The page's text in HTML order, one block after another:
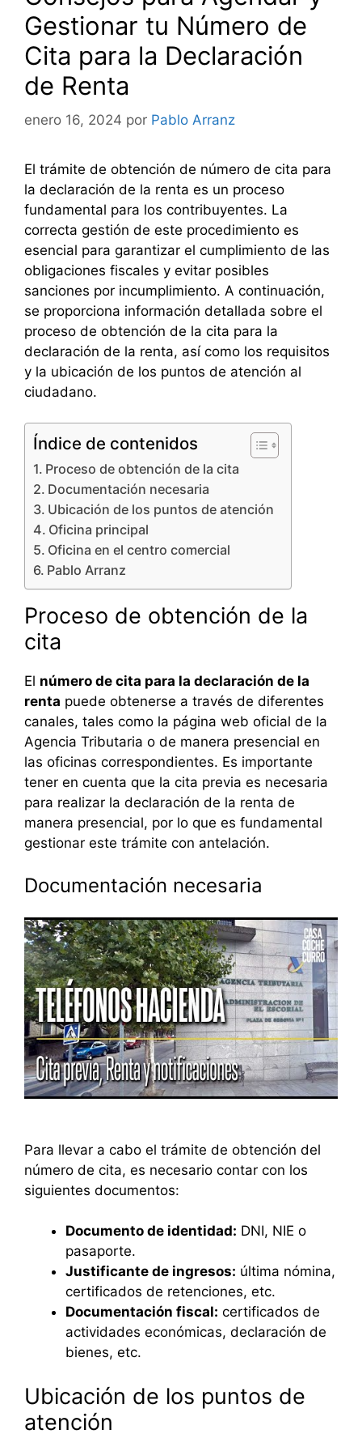
Gestionar tu Número de
Cita para la Declaración
de Renta
enero 16, 2024 por Pablo Arranz
El trámite de obtención de número de cita para
la declaración de la renta es un proceso
fundamental para los contribuyentes. La
correcta gestión de este procedimiento es
esencial para garantizar el cumplimiento de las
obligaciones fiscales y evitar posibles
sanciones por incumplimiento. A continuación,
se proporciona información detallada sobre el
proceso de obtención de la cita para la
declaración de la renta, así como los requisitos
y la ubicación de los puntos de atención al
ciudadano.
Índice de contenidos
Proceso de obtención de la cita
Documentación necesaria
Ubicación de los puntos de atención
Oficina principal
Oficina en el centro comercial
Pablo Arranz
Proceso de obtención de la
cita
El número de cita para la declaración de la
renta puede obtenerse a través de diferentes
canales, tales como la página web oficial de la
Agencia Tributaria o de manera presencial en
las oficinas correspondientes. Es importante
tener en cuenta que la cita previa es necesaria
para realizar la declaración de la renta de
manera presencial, por lo que es fundamental
gestionar este trámite con antelación.
Documentación necesaria
Para llevar a cabo el trámite de obtención del
número de cita, es necesario contar con los
siguientes documentos:
Documento de identidad: DNI, NIE o
pasaporte.
Justificante de ingresos: última nómina,
certificados de retenciones, etc.
Documentación fiscal: certificados de
actividades económicas, declaración de
bienes, etc.
Ubicación de los puntos de
atención